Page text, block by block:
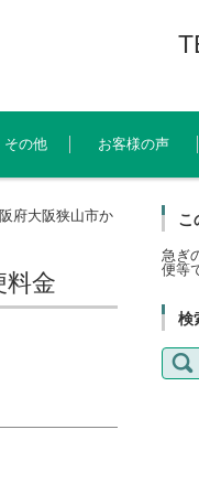
その他 お客様の声
府大阪狭山市か
料金
こ
急ぎ
便等
検
検
索: